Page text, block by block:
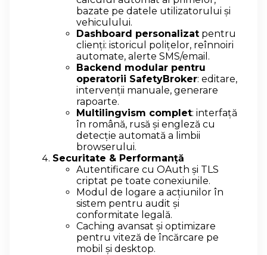
bazate pe datele utilizatorului și
vehiculului.
Dashboard personalizat pentru
clienți: istoricul polițelor, reînnoiri
automate, alerte SMS/email.
Backend modular pentru
operatorii SafetyBroker: editare,
intervenții manuale, generare
rapoarte.
Multilingvism complet: interfață
în română, rusă și engleză cu
detecție automată a limbii
browserului.
Securitate & Performanță
Autentificare cu OAuth și TLS
criptat pe toate conexiunile.
Modul de logare a acțiunilor în
sistem pentru audit și
conformitate legală.
Caching avansat și optimizare
pentru viteză de încărcare pe
mobil și desktop.